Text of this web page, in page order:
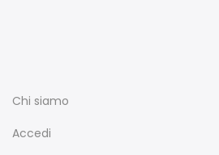
Chi siamo
Accedi